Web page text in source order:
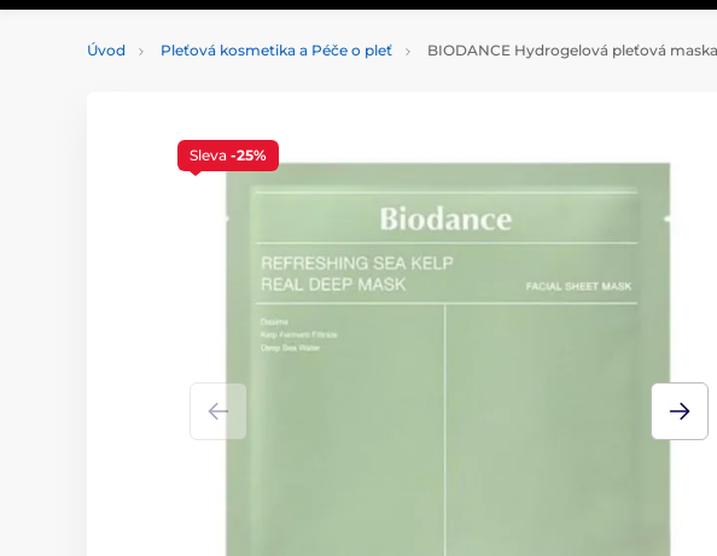
Úvod Pleťová kosmetika a Péče o pleť BIODANCE Hydrogelová pleťová
Sleva -25%